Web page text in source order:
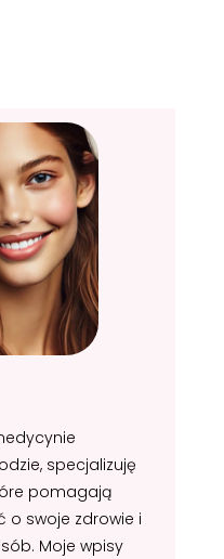
specjalizuję
pomagają
swoje zdrowie i
Moje wpisy